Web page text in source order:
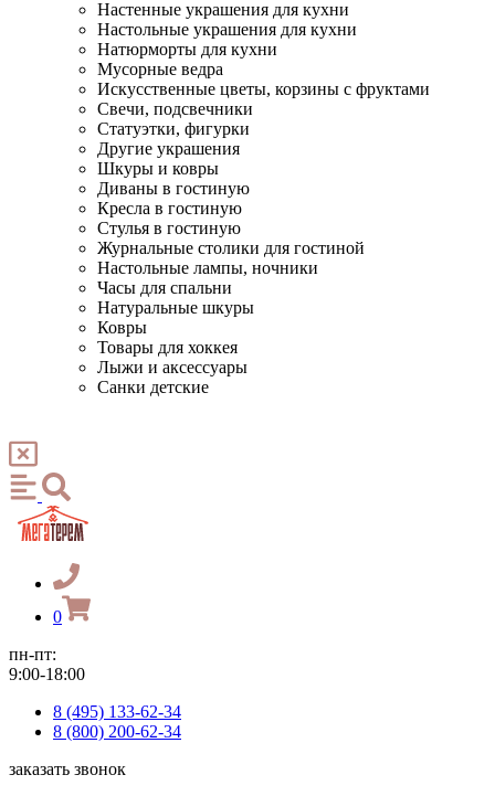
Настенные украшения для кухни
Настольные украшения для кухни
Натюрморты для кухни
Мусорные ведра
Искусственные цветы, корзины с фруктами
Свечи, подсвечники
Статуэтки, фигурки
Другие украшения
Шкуры и ковры
Диваны в гостиную
Кресла в гостиную
Стулья в гостиную
Журнальные столики для гостиной
Настольные лампы, ночники
Часы для спальни
Натуральные шкуры
Ковры
Товары для хоккея
Лыжи и аксессуары
Санки детские
0
пн-пт:
9:00-18:00
8 (495) 133-62-34
8 (800) 200-62-34
заказать звонок